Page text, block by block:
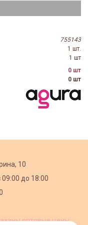
755143
1 шт.
1 шт
0 шт
0 шт
10
до 18:00
оптовые цены,